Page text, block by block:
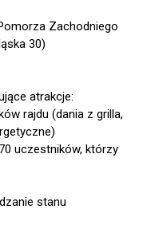
Zachodniego
30)
atrakcje:
rajdu (dania z grilla,
uczestników, którzy
stanu